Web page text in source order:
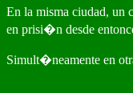
En la misma ciudad, un
en prisi�n desde
Simult�neamente en